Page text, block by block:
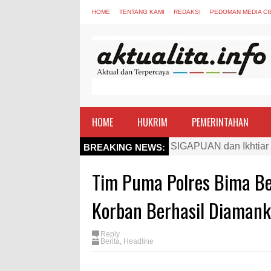
HOME TENTANG KAMI REDAKSI PEDOMAN MEDIA
HOME HUKRIM PEMERINTAHAN
BREAKING NEWS:
Kapolres Bima Beri
Staf Ahli Tekankan
Satpolairud Polres
Perkuat Soliditas-
Nobar Piala Dunia
Tim Puma Polres Bima
Korban Berhasil
Reply
Berita, Headline